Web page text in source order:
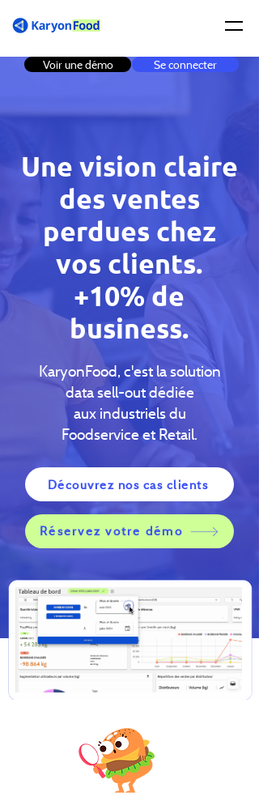
Se connecter
Voir une démo
Une vision claire
des ventes
perdues chez
vos clients.
+10% de
business.
KaryonFood, c'est la solution
data sell-out dédiée
aux industriels du
Foodservice et Retail.
Découvrez nos cas clients
Réservez votre démo